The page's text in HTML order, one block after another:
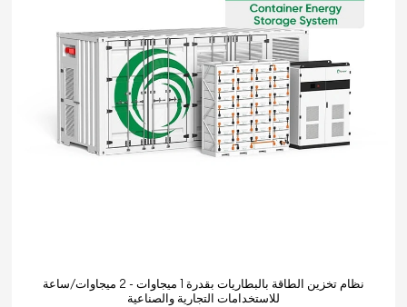
نظام تخزين الطاقة بالبطاريات بقدرة 1 ميجاوات - 2 ميجاوات/ساعة
للاستخدامات التجارية والصناعية